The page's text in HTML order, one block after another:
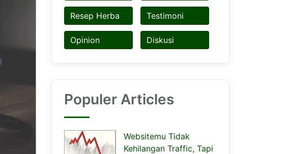
Resep Herba Testimoni
Opinion Diskusi
Populer Articles
Websitemu Tidak
Kehilangan Traffic, Tapi